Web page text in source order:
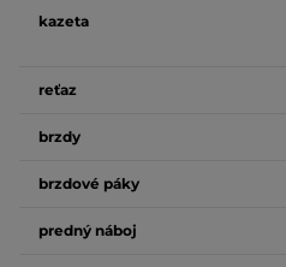
kazeta
reťaz
brzdy
brzdové páky
predný náboj